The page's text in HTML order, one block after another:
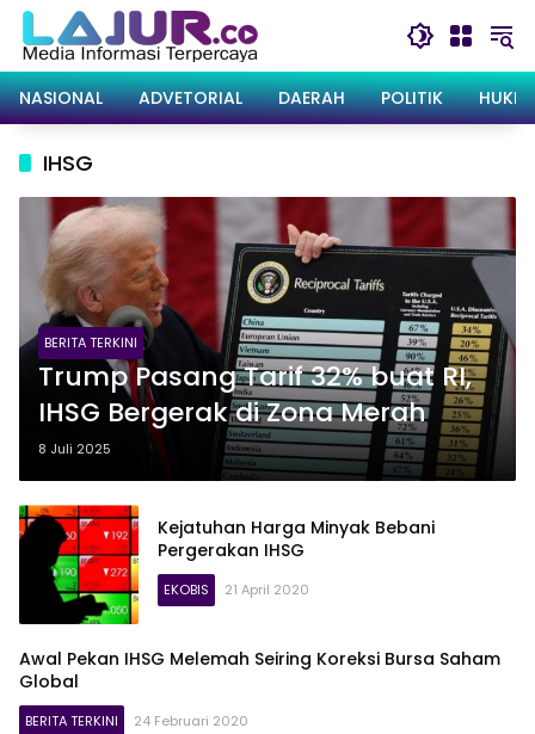
Langsung
konten
NASIONAL
ADVETORIAL DAERAH POLITIK
IHSG
BERITA TERKINI
Trump Pasang Tarif 32% buat RI,
IHSG Bergerak di Zona Merah
8 Juli 2025
Kejatuhan Harga Minyak Bebani
Pergerakan IHSG
EKOBIS 21 April 2020
Awal Pekan IHSG Melemah Seiring Koreksi Bursa Saham
Global
BERITA TERKINI 24 Februari 2020